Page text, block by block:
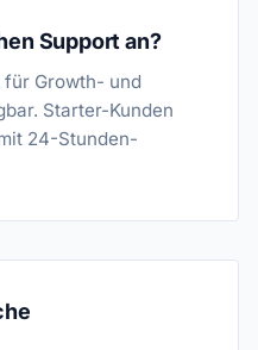
Support an?
Growth- und
Starter-Kunden
24-Stunden-